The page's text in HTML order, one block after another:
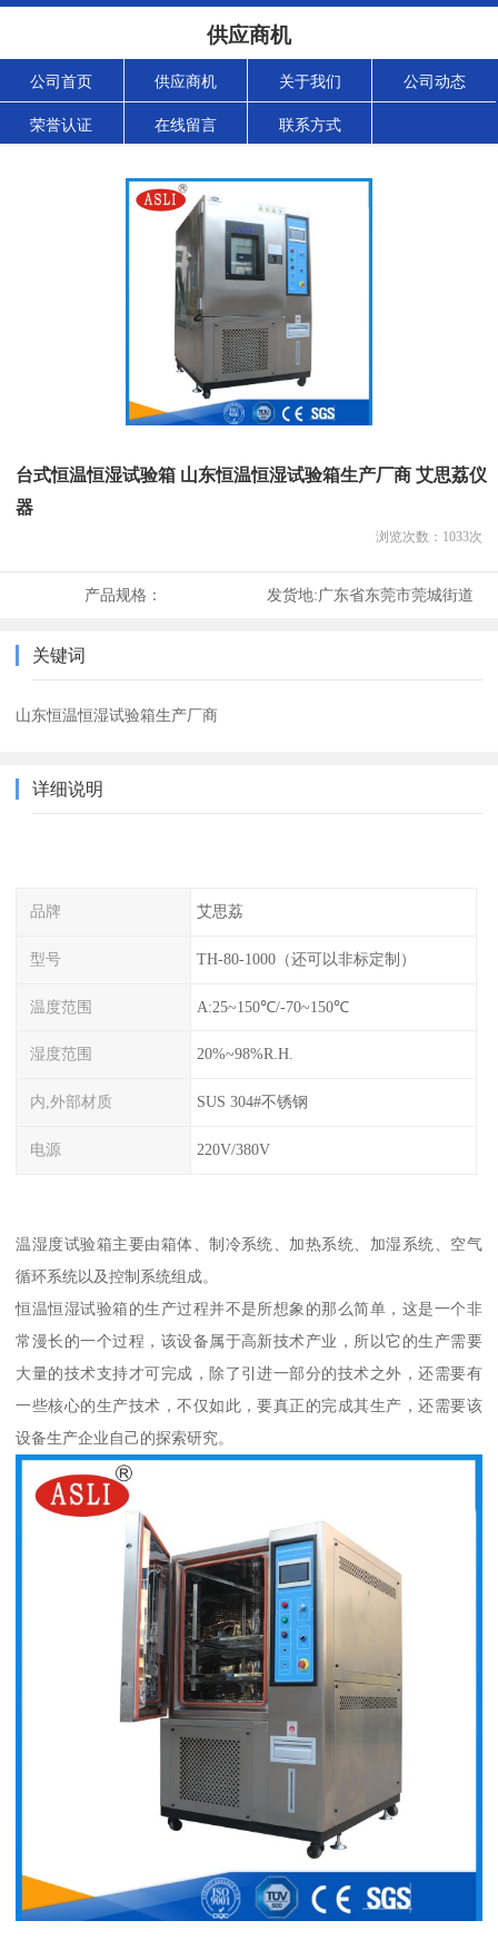
供应商机
公司首页 供应商机 关于我们 公司动态
荣誉认证 在线留言 联系方式
台式恒温恒湿试验箱 山东恒温恒湿试验箱生产厂商 艾思荔仪
器
浏览次数： 1033次
产品规格： 发货地:广东省东莞市莞城街道
关键词
山东恒温恒湿试验箱生产厂商
详细说明
品牌 艾思荔
型号 TH-80-1000（还可以非标定制）
温度范围 A:25~150℃/-70~150℃
湿度范围 20%~98%R.H.
内,外部材质 SUS 304#不锈钢
电源 220V/380V
温湿度试验箱主要由箱体、制冷系统、加热系统、加湿系统、空气
循环系统以及控制系统组成。
恒温恒湿试验箱的生产过程并不是所想象的那么简单，这是一个非
常漫长的一个过程，该设备属于高新技术产业，所以它的生产需要
大量的技术支持才可完成，除了引进一部分的技术之外，还需要有
一些核心的生产技术，不仅如此，要真正的完成其生产，还需要该
设备生产企业自己的探索研究。